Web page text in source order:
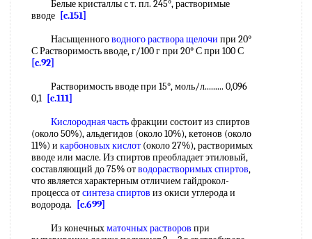
Белые кристаллы с т. пл. 245°, растворимые
вводе [c.151]
Насыщенноговодного раствора щелочи при 20°
С Растворимость вводе, г/100 г при 20° С при 100 С
[c.92]
Растворимость вводе при 15°, моль/л......... 0,096
0,1 [c.111]
Кислородная частьфракции состоит из спиртов
(около 50%), альдегидов (около 10%), кетонов (около
11%) и карбоновых кислот (около 27%), растворимых
вводе или масле. Из спиртов преобладает этиловый,
составляющий до 75% отводорастворимых спиртов,
что является характерным отличием гайдрокол-
процесса отсинтеза спиртов из окиси углерода и
водорода.
[c.699]
Из конечныхматочных растворов при